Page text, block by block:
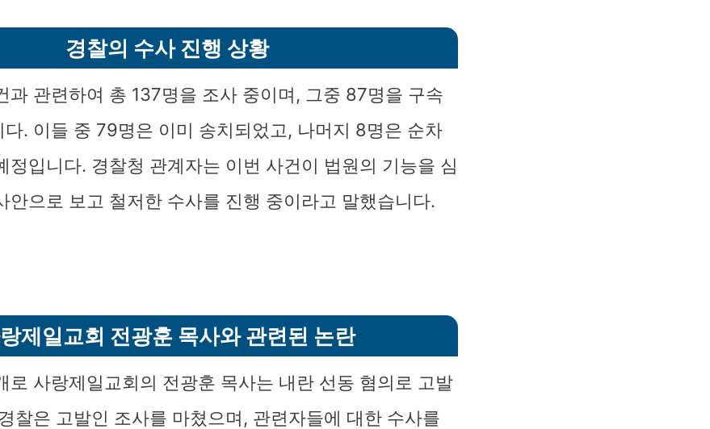
경찰의 수사 진행 상황
과 관련하여 총 137명을 조사 중이며, 그중 87명을 구속
다. 이들 중 79명은 이미 송치되었고, 나머지 8명은 순차
정입니다. 경찰청 관계자는 이번 사건이 법원의 기능을 심
안으로 보고 철저한 수사를 진행 중이라고 말했습니다.
제일교회 전광훈 목사와 관련된 논란
로 사랑제일교회의 전광훈 목사는 내란 선동 혐의로 고발
찰은 고발인 조사를 마쳤으며, 관련자들에 대한 수사를